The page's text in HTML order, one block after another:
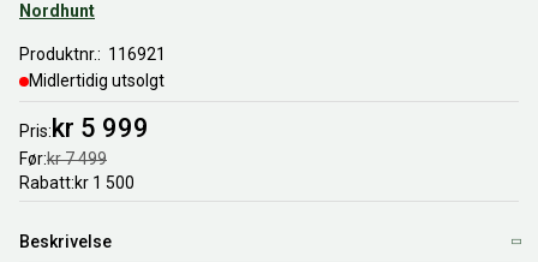
Nordhunt
Produktnr.
116921
Midlertidig utsolgt
Pris kr 5 999
Førkr 7 499
Rabatt kr 1 500
Beskrivelse